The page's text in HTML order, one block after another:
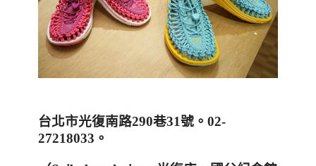
台北市光復南路290巷31號。 02-
27218033 。